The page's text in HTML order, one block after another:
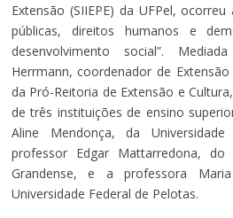
Extensão (SIIEPE) da UFPel,
públicas, direitos humanos e
desenvolvimento social”.
Herrmann, coordenador de
da Pró-Reitoria de Extensão e
de três instituições de ensino
Aline Mendonça, da
professor Edgar Mattarredona, do
Grandense, e a professora
Universidade Federal de Pelotas.